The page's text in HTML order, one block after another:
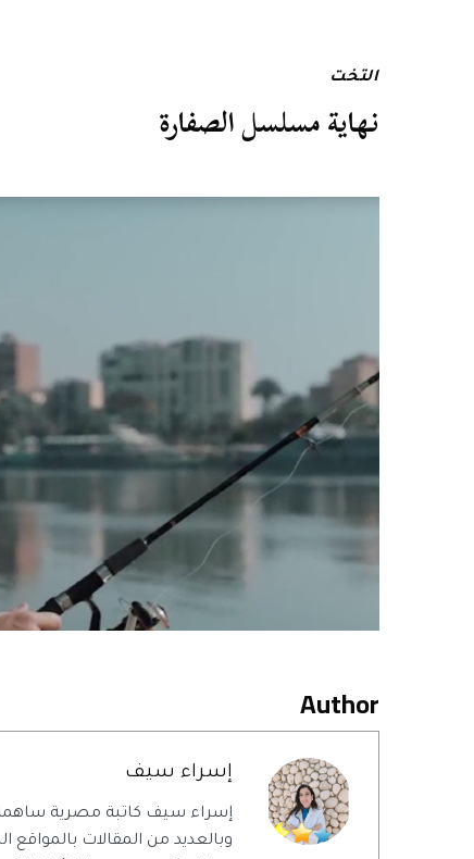
التخت
نهاية مسلسل الصفارة
Author
إسراء سيف
إسراء سيف كاتبة مصرية
وبالعديد من المقالات بالمواقع